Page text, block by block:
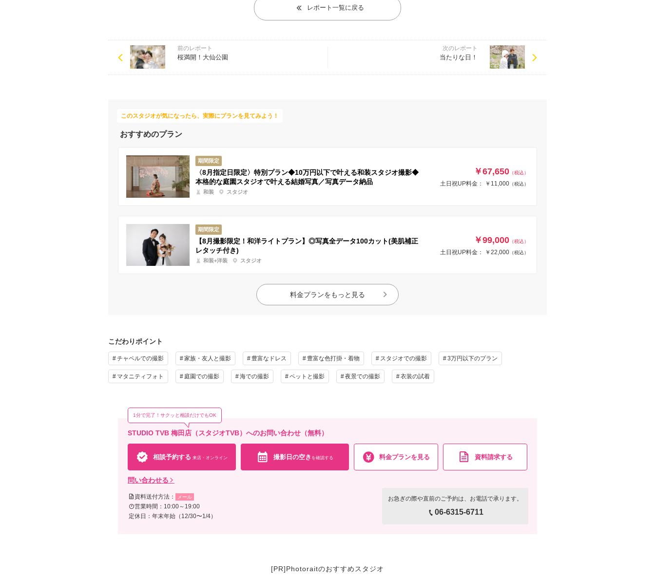
レポート一覧に戻る
前のレポート
桜満開！大仙公園
次のレポート
当たりな日！
このスタジオが気になったら、実際にプランを見てみよう！
おすすめのプラン
期間限定
〈8月指定日限定〉特別プラン◆10万円以下で叶える和装スタジオ撮影◆
本格的な庭園スタジオで叶える結婚写真／写真データ納品
和装 スタジオ
￥67,650 （税込）
土日祝UP料金： ￥11,000 （税込）
期間限定
【8月撮影限定！和洋ライトプラン】◎写真全データ100カット(美肌補正
レタッチ付き)
和装+洋装 スタジオ
￥99,000 （税込）
土日祝UP料金： ￥22,000 （税込）
料金プランをもっと見る
こだわりポイント
チャペルでの撮影 家族・友人と撮影 豊富なドレス 豊富な色打掛・着物 スタジオでの撮影 3万円以下のプラン
マタニティフォト 庭園での撮影 海での撮影 ペットと撮影 夜景での撮影 衣装の試着
STUDIO TVB 梅田店（スタジオTVB）へのお問い合わせ（無料）
1分で完了！サクッと相談だけでもOK
相談予約する 来店・オンライン 撮影日の空き を確認する 料金プランを見る 資料請求する
問い合わせる
資料送付方法： メール
営業時間：10:00～19:00
定休日：年末年始（12/30〜1/4）
お急ぎの際や直前のご予約は、お電話で承ります。
06-6315-6711
[PR]Photoraitのおすすめスタジオ